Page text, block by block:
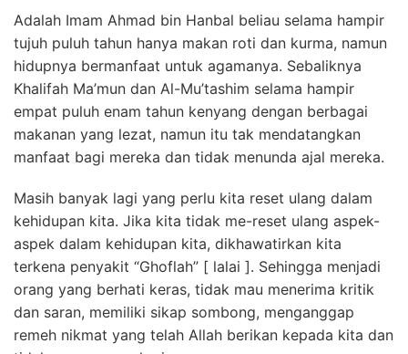
Adalah Imam Ahmad bin Hanbal beliau selama hampir
tujuh puluh tahun hanya makan roti dan kurma, namun
hidupnya bermanfaat untuk agamanya. Sebaliknya
Khalifah Ma’mun dan Al-Mu’tashim selama hampir
empat puluh enam tahun kenyang dengan berbagai
makanan yang lezat, namun itu tak mendatangkan
manfaat bagi mereka dan tidak menunda ajal mereka.
Masih banyak lagi yang perlu kita reset ulang dalam
kehidupan kita. Jika kita tidak me-reset ulang aspek-
aspek dalam kehidupan kita, dikhawatirkan kita
terkena penyakit “Ghoflah” [ lalai ]. Sehingga menjadi
orang yang berhati keras, tidak mau menerima kritik
dan saran, memiliki sikap sombong, menganggap
remeh nikmat yang telah Allah berikan kepada kita dan